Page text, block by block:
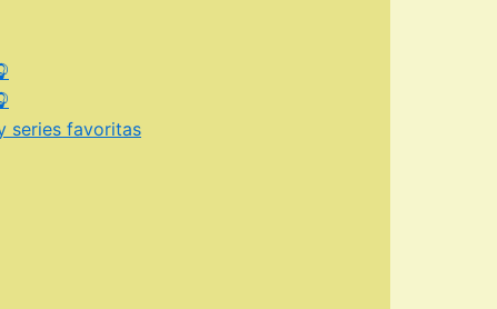
series favoritas